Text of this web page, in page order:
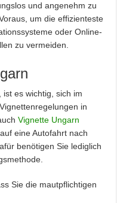
und angenehm zu
um die effizienteste
oder Online-
zu vermeiden.
es wichtig, sich im
in
Vignette Ungarn
eine Autofahrt nach
benötigen Sie lediglich
Sie die mautpflichtigen